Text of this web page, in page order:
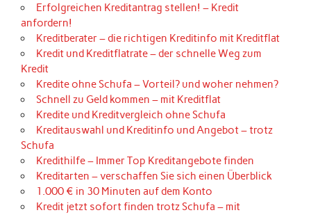
Erfolgreichen Kreditantrag stellen! – Kredit
anfordern!
Kreditberater – die richtigen Kreditinfo mit Kreditflat
Kredit und Kreditflatrate – der schnelle Weg zum
Kredit
Kredite ohne Schufa – Vorteil? und woher nehmen?
Schnell zu Geld kommen – mit Kreditflat
Kredite und Kreditvergleich ohne Schufa
Kreditauswahl und Kreditinfo und Angebot – trotz
Schufa
Kredithilfe – Immer Top Kreditangebote finden
Kreditarten – verschaffen Sie sich einen Überblick
1.000 € in 30 Minuten auf dem Konto
Kredit jetzt sofort finden trotz Schufa – mit